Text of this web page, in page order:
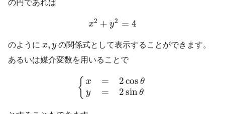
の円であれば
x2 + y2 = 4
x y2
のように x, y
x y の関係式として表示することができます。
あるいは媒介変数を用いることで
{ x = 2cos θ
y
= 2sinθ
{x y= sin